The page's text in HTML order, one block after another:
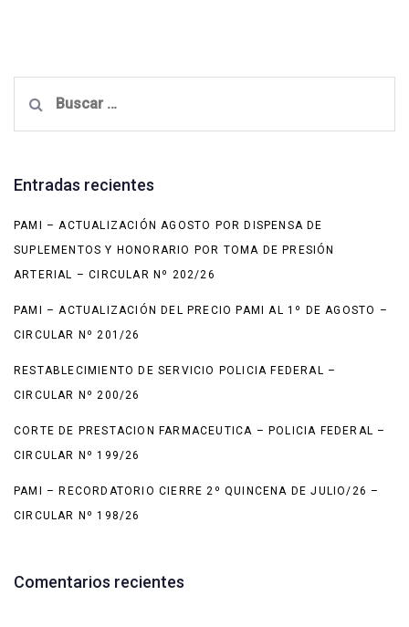
Entradas recientes
PAMI – ACTUALIZACIÓN AGOSTO POR DISPENSA DE
SUPLEMENTOS Y HONORARIO POR TOMA DE PRESIÓN
ARTERIAL – CIRCULAR Nº 202/26
PAMI – ACTUALIZACIÓN DEL PRECIO PAMI AL 1º DE AGOSTO –
CIRCULAR Nº 201/26
RESTABLECIMIENTO DE SERVICIO POLICIA FEDERAL –
CIRCULAR Nº 200/26
CORTE DE PRESTACION FARMACEUTICA – POLICIA FEDERAL –
CIRCULAR Nº 199/26
PAMI – RECORDATORIO CIERRE 2º QUINCENA DE JULIO/26 –
CIRCULAR Nº 198/26
Comentarios recientes